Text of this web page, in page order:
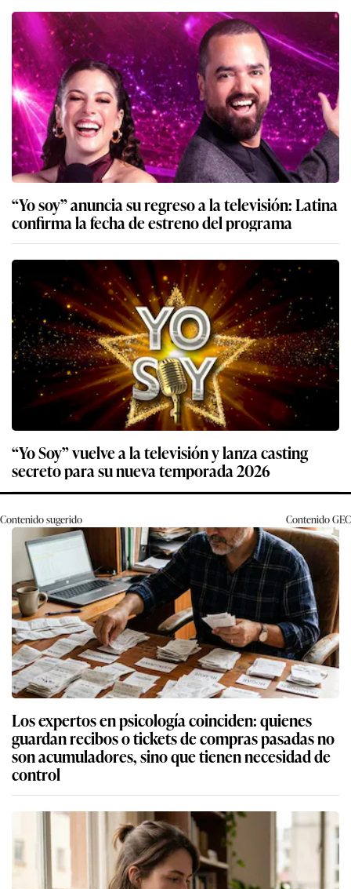
“Yo soy” anuncia su regreso a la televisión: Latina
confirma la fecha de estreno del programa
“Yo Soy” vuelve a la televisión y lanza casting
secreto para su nueva temporada 2026
Contenido sugerido ContenidoGEC
Los expertos en psicología coinciden: quienes
guardan recibos o tickets de compras pasadas no
son acumuladores, sino que tienen necesidad de
control